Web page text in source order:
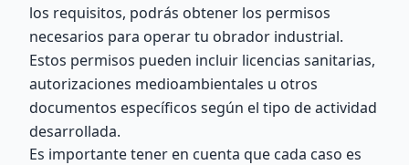
los requisitos, podrás obtener los permisos
necesarios para operar tu obrador industrial.
Estos permisos pueden incluir licencias sanitarias,
autorizaciones medioambientales u otros
documentos específicos según el tipo de actividad
desarrollada.
Es importante tener en cuenta que cada caso es